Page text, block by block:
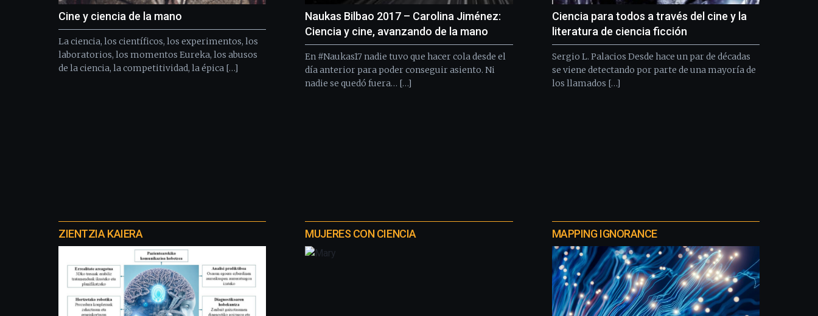
Cine y ciencia de la mano
La ciencia, los científicos, los experimentos, los
laboratorios, los momentos Eureka, los abusos
de la ciencia, la competitividad, la épica […]
Naukas Bilbao 2017 – Carolina Jiménez:
Ciencia y cine, avanzando de la mano
En #Naukas17 nadie tuvo que hacer cola desde el
día anterior para poder conseguir asiento. Ni
nadie se quedó fuera… […]
Ciencia para todos a través del cine y la
literatura de ciencia ficción
Sergio L. Palacios Desde hace un par de décadas
se viene detectando por parte de una mayoría de
los llamados […]
proyectos
ZIENTZIA KAIERA MUJERES CON CIENCIA MAPPING IGNORANCE